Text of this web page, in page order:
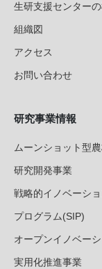
生研支援センター
組織図
アクセス
お問い合わせ
研究事業情報
ムーンショット型
研究開発事業
戦略的イノベーシ
プログラム(SIP)
オープンイノベー
実用化推進事業